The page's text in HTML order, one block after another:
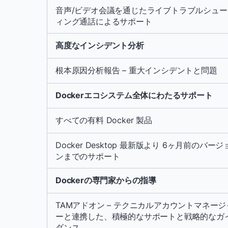
音声/ビデオ会議を通じたライブトラブルシュ
ィング通話によるサポート
高度なインシデント分析
根本原因分析報告 – 重大インシデントと問題
Dockerエコシステム全体にわたるサポート
すべての有料 Docker 製品
Docker Desktop 最新版より 6ヶ月前のバージ
ンまでのサポート
Dockerの専門家からの指導
TAMアドオン – テクニカルアカウントマネージ
ーと連携した、積極的なサポートと戦略的なガ